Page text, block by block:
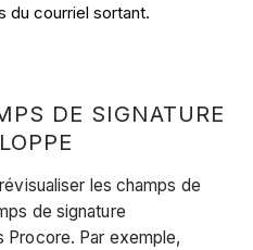
du courriel sortant.
DE SIGNATURE
les champs de
de signature
Procore. Par exemple,